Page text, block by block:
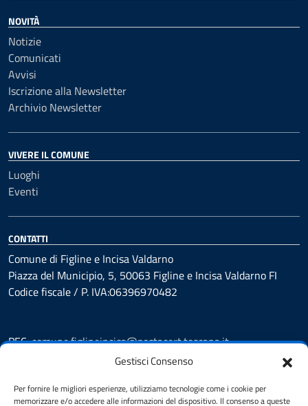
Gestisci Consenso
Per fornire le migliori esperienze, utilizziamo tecnologie come i cookie per
memorizzare e/o accedere alle informazioni del dispositivo. Il consenso a queste
NOVITÀ
Notizie
Comunicati
Avvisi
Iscrizione alla Newsletter
Archivio Newsletter
VIVERE IL COMUNE
Luoghi
Eventi
CONTATTI
Comune di Figline e Incisa Valdarno
Piazza del Municipio, 5, 50063 Figline e Incisa Valdarno FI
Codice fiscale / P. IVA:06396970482
PEC:comune.figlineincisa@postacert.toscana.it
Centralino unico: 05591251
Leggi le FAQ
Prenotazione appuntamento